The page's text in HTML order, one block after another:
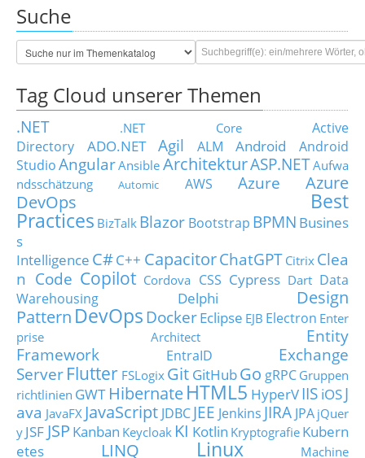
Suche
Tag Cloud unserer Themen
.NET .NET Core
Active
Directory
ADO.NET Agil ALM Android
Android
StudioAngularAnsible ArchitekturASP.NETAufwa
ndsschätzung
Automic AWS Azure
Azure
DevOps
Best
Practices BizTalk Blazor Bootstrap BPMN Busines
s
Intelligence C#C++ CapacitorChatGPT Citrix Clea
n Code Copilot Cordova CSS Cypress Dart Data
Warehousing
Delphi
Design
Pattern DevOps DockerEclipse EJB Electron Enter
prise Architect
Entity
Framework
EntraID
Exchange
Server Flutter FSLogix Git GitHubGo gRPC Gruppen
richtlinien GWT HibernateHTML5 HyperVIIS iOSJ
ava JavaFX JavaScript JDBC JEE Jenkins JIRA JPA jQuer
y JSF JSP Kanban Keycloak KI Kotlin Kryptografie Kubern
etes
LINQ Linux
Machine